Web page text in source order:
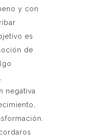
y con
es
de
negativa